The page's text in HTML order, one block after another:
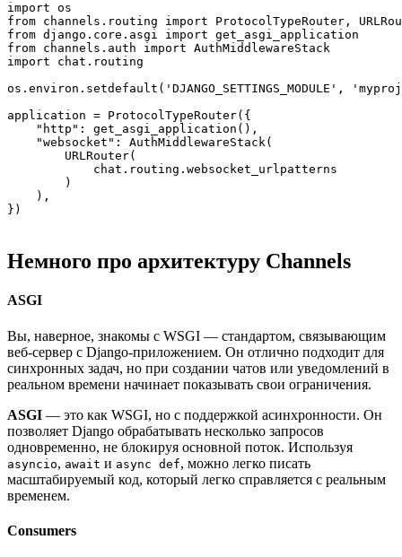
import os
from channels.routing import ProtocolTypeRouter,
from django.core.asgi import get_asgi_application
from channels.auth import AuthMiddlewareStack
import chat.routing
os.environ.setdefault('DJANGO_SETTINGS_MODULE',
application = ProtocolTypeRouter({
    "http": get_asgi_application(),
    "websocket": AuthMiddlewareStack(
        URLRouter(
            chat.routing.websocket_urlpatterns
        )
    ),
})
Немного про архитектуру Channels
ASGI
Вы, наверное, знакомы с WSGI — стандартом, связывающим
веб-сервер с Django-приложением. Он отлично подходит для
синхронных задач, но при создании чатов или уведомлений в
реальном времени начинает показывать свои ограничения.
ASGI — это как WSGI, но с поддержкой асинхронности. Он
позволяет Django обрабатывать несколько запросов
одновременно, не блокируя основной поток. Используя
asyncio, await и async def, можно легко писать
масштабируемый код, который легко справляется с реальным
временем.
Consumers